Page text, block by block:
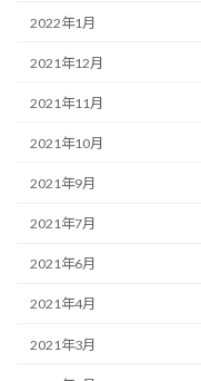
2022年1月
2021年12月
2021年11月
2021年10月
2021年9月
2021年7月
2021年6月
2021年4月
2021年3月